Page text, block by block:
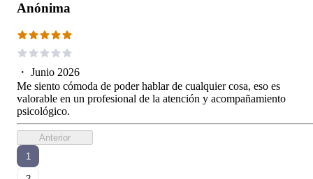
Anónima
・ Junio 2026
Me siento cómoda de poder hablar de cualquier cosa, eso es
valorable en un profesional de la atención y acompañamiento
psicológico.
Anterior
1